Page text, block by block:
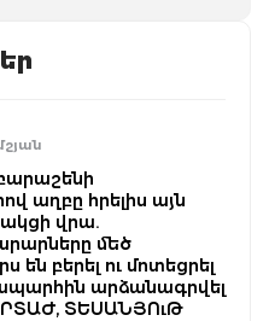
աղբը հրելիս այն
վրա.
մեծ
են բերել ու մոտեցրել
արձանագրվել
ՏԵՍԱՆՅՈւԹ